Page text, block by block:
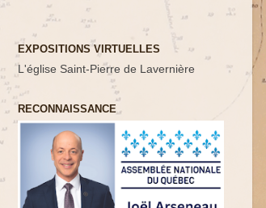
EXPOSITIONS VIRTUELLES
L'église Saint-Pierre de Lavernière
RECONNAISSANCE